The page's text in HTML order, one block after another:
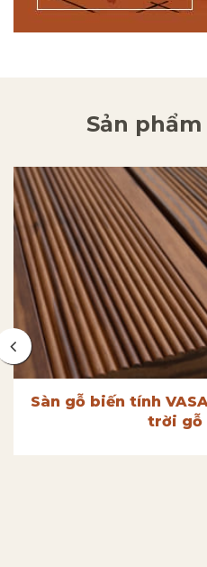
Sản
Sàn gỗ biến tính
trời gỗ